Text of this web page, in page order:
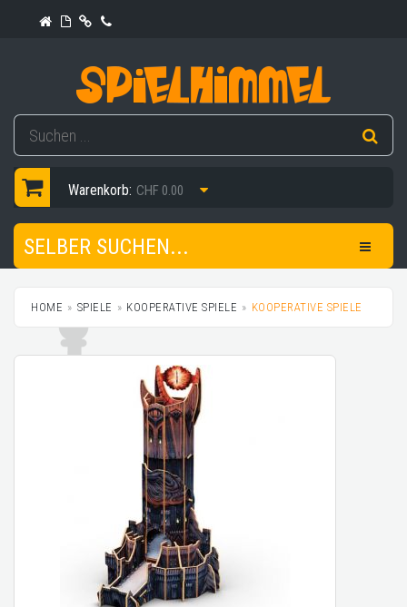
Warenkorb: CHF 0.00
SELBER SUCHEN...
HOME SPIELE KOOPERATIVE SPIELE KOOPERATIVE SPIELE